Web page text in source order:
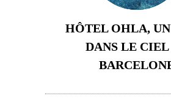
HÔTEL OHLA,
DANS LE CIEL